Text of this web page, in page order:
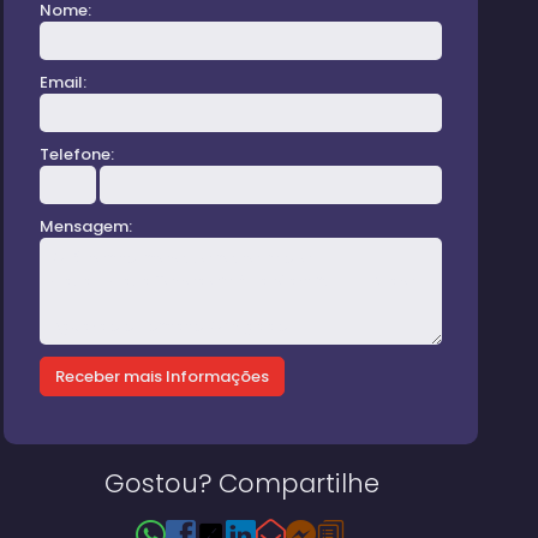
Nome:
Email:
Telefone:
Mensagem:
Gostou? Compartilhe